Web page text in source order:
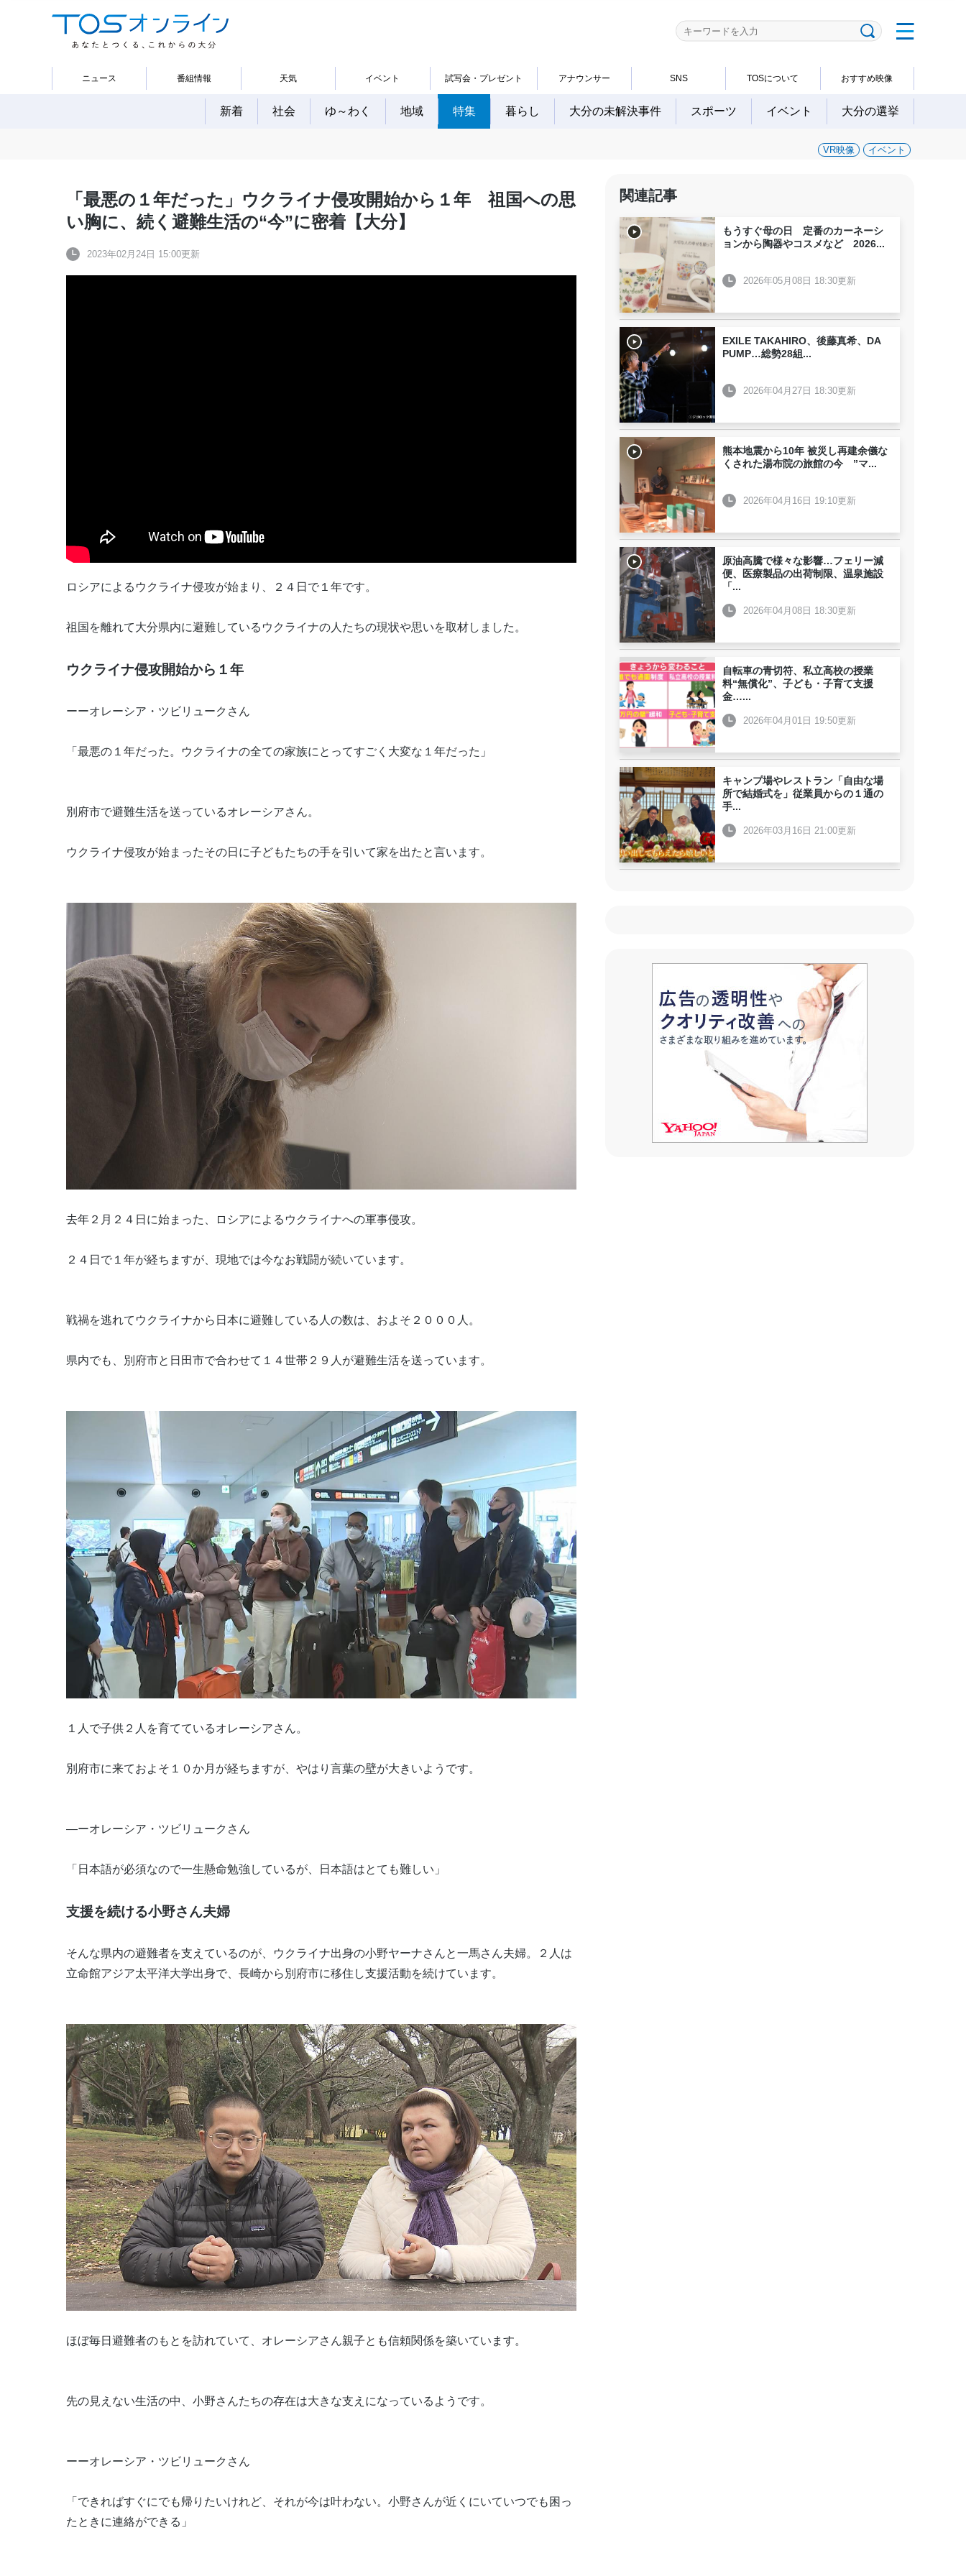
ニュース 番組情報 天気 イベント 試写会・プレゼント アナウンサー SNS TOSについて おすすめ映像
新着 社会 ゆ～わく 地域 特集 暮らし 大分の未解決事件 スポーツ イベント 大分の選挙
VR映像 イベント
「最悪の１年だった」ウクライナ侵攻開始から１年 祖国への思
い胸に、続く避難生活の“今”に密着【大分】
2023年02月24日 15:00更新
ロシアによるウクライナ侵攻が始まり、２４日で１年です。
祖国を離れて大分県内に避難しているウクライナの人たちの現状や思いを取材しました。
ウクライナ侵攻開始から１年
ーーオレーシア・ツビリュークさん
「最悪の１年だった。ウクライナの全ての家族にとってすごく大変な１年だった」
別府市で避難生活を送っているオレーシアさん。
ウクライナ侵攻が始まったその日に子どもたちの手を引いて家を出たと言います。
去年２月２４日に始まった、ロシアによるウクライナへの軍事侵攻。
２４日で１年が経ちますが、現地では今なお戦闘が続いています。
戦禍を逃れてウクライナから日本に避難している人の数は、およそ２０００人。
県内でも、別府市と日田市で合わせて１４世帯２９人が避難生活を送っています。
１人で子供２人を育てているオレーシアさん。
別府市に来ておよそ１０か月が経ちますが、やはり言葉の壁が大きいようです。
―ーオレーシア・ツビリュークさん
「日本語が必須なので一生懸命勉強しているが、日本語はとても難しい」
支援を続ける小野さん夫婦
そんな県内の避難者を支えているのが、ウクライナ出身の小野ヤーナさんと一馬さん夫婦。２人は
立命館アジア太平洋大学出身で、長崎から別府市に移住し支援活動を続けています。
ほぼ毎日避難者のもとを訪れていて、オレーシアさん親子とも信頼関係を築いています。
先の見えない生活の中、小野さんたちの存在は大きな支えになっているようです。
ーーオレーシア・ツビリュークさん
「できればすぐにでも帰りたいけれど、それが今は叶わない。小野さんが近くにいていつでも困っ
たときに連絡ができる」
関連記事
もうすぐ母の日 定番のカーネーシ
ョンから陶器やコスメなど 2026...
2026年05月08日 18:30更新
EXILE TAKAHIRO、後藤真希、DA
PUMP…総勢28組 ...
2026年04月27日 18:30更新
熊本地震から10年 被災し再建余儀な
くされた湯布院の旅館の今 ”マ...
2026年04月16日 19:10更新
原油高騰で様々な影響…フェリー減
便、医療製品の出荷制限、温泉施設
「...
2026年04月08日 18:30更新
自転車の青切符、私立高校の授業
料“無償化”、子ども・子育て支援
金…...
2026年04月01日 19:50更新
キャンプ場やレストラン「自由な場
所で結婚式を」従業員からの１通の
手...
2026年03月16日 21:00更新